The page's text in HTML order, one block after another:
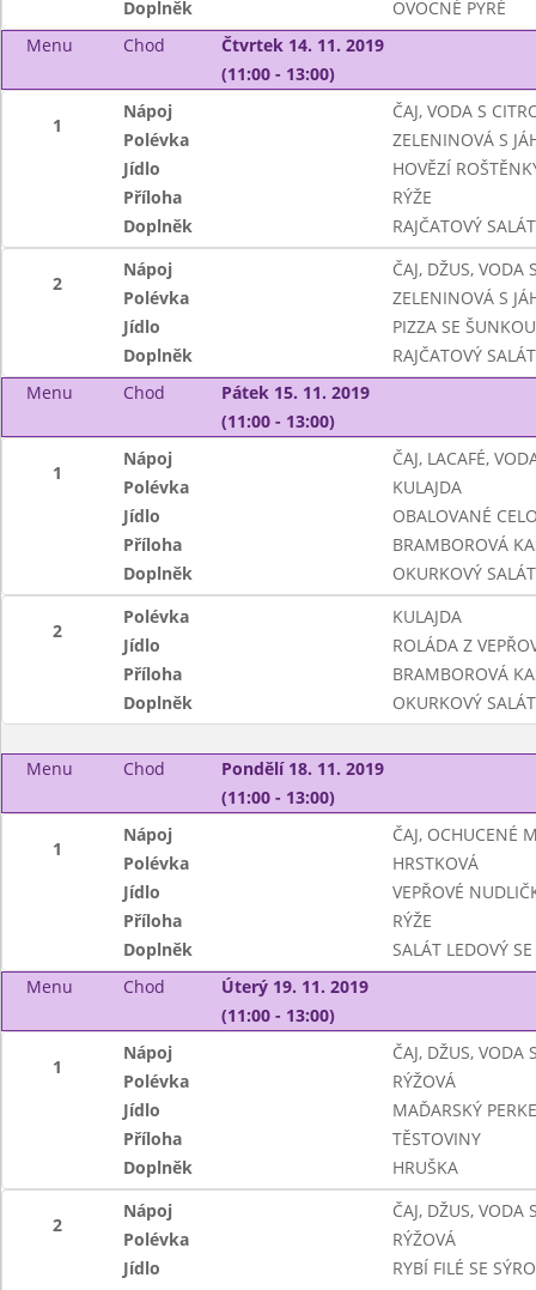
Doplněk
OVOCNÉ PYRÉ
Menu
Chod
Čtvrtek 14. 11. 2019
(11:00 - 13:00)
1
Nápoj
ČAJ, VODA S
Polévka
ZELENINOVÁ S
Jídlo
HOVĚZÍ
Příloha
RÝŽE
Doplněk
RAJČATOVÝ SALÁT
2
Nápoj
ČAJ, DŽUS, VODA
Polévka
ZELENINOVÁ S
Jídlo
PIZZA SE
Doplněk
RAJČATOVÝ SALÁT
Menu
Chod
Pátek 15. 11. 2019
(11:00 - 13:00)
1
Nápoj
ČAJ, LACAFÉ,
Polévka
KULAJDA
Jídlo
OBALOVANÉ
Příloha
BRAMBOROVÁ
Doplněk
OKURKOVÝ SALÁT
2
Polévka
KULAJDA
Jídlo
ROLÁDA Z
Příloha
BRAMBOROVÁ
Doplněk
OKURKOVÝ SALÁT
Menu Chod
Pondělí 18. 11. 2019
(11:00 - 13:00)
1
Nápoj
ČAJ, OCHUCENÉ
Polévka
HRSTKOVÁ
Jídlo
VEPŘOVÉ
Příloha
RÝŽE
Doplněk
SALÁT LEDOVÝ
Menu
Chod
Úterý 19. 11. 2019
(11:00 - 13:00)
1
Nápoj
ČAJ, DŽUS, VODA
Polévka
RÝŽOVÁ
Jídlo
MAĎARSKÝ
Příloha
TĚSTOVINY
Doplněk
HRUŠKA
2
Nápoj
ČAJ, DŽUS, VODA
Polévka
RÝŽOVÁ
Jídlo
RYBÍ FILÉ SE